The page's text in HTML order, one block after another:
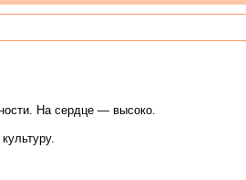
На сердце — высоко.